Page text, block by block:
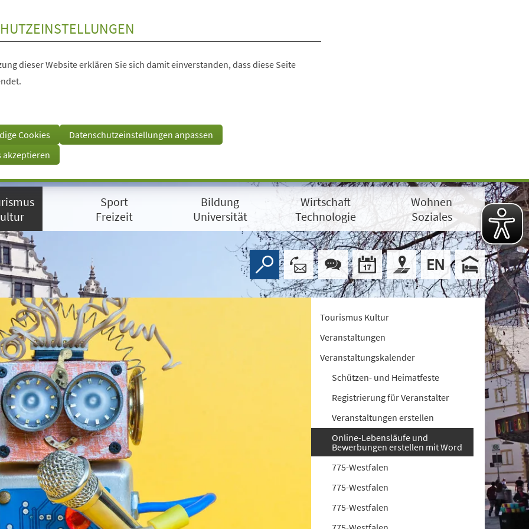
dieser Website erklären Sie sich damit einverstanden, dass diese Seite
Cookies
Datenschutzeinstellungen anpassen
akzeptieren
Sport
Freizeit
Bildung
Universität
Wirtschaft
Technologie
Wohnen
Soziales
Tourismus Kultur
Veranstaltungen
Veranstaltungskalender
Schützen- und Heimatfeste
Registrierung für Veranstalter
Veranstaltungen erstellen
Online-Lebensläufe und
Bewerbungen erstellen mit Word
775-Westfalen
775-Westfalen
775-Westfalen